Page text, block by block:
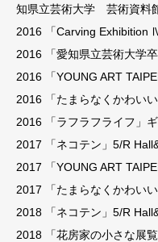
知県立芸術大学 芸術資料
2016 「Carving Exhibition
2016 「愛知県立芸術大学
2016 「YOUNG ART
2016 「たまらなくかわい
2016 「ラフラフライフ」
​2017 「ネコテン」5/R
2017 「YOUNG ART
2017 「たまらなくかわい
2018 「ネコテン」5/R
2018 「花房家の小さな展